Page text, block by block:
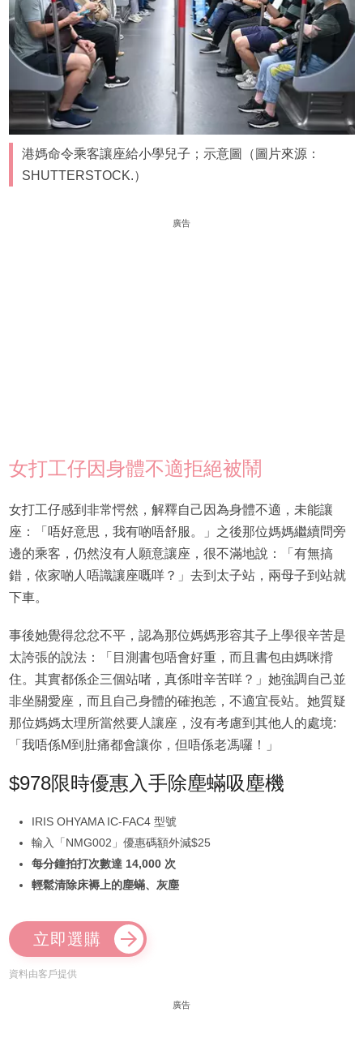
港媽命令乘客讓座給小學兒子；示意圖（圖片來源：
SHUTTERSTOCK.）
廣告
女打工仔因身體不適拒絕被鬧
女打工仔感到非常愕然，解釋自己因為身體不適，未能讓
座：「唔好意思，我有啲唔舒服。」之後那位媽媽繼續問旁
邊的乘客，仍然沒有人願意讓座，很不滿地說：「有無搞
錯，依家啲人唔識讓座嘅咩？」去到太子站，兩母子到站就
下車。
事後她覺得忿忿不平，認為那位媽媽形容其子上學很辛苦是
太誇張的說法：「目測書包唔會好重，而且書包由媽咪揹
住。其實都係企三個站啫，真係咁辛苦咩？」她強調自己並
非坐關愛座，而且自己身體的確抱恙，不適宜長站。她質疑
那位媽媽太理所當然要人讓座，沒有考慮到其他人的處境:
「我唔係M到肚痛都會讓你，但唔係老馮囉！」
$978限時優惠入手除塵蟎吸塵機
IRIS OHYAMA IC-FAC4 型號
輸入「NMG002」優惠碼額外減$25
每分鐘拍打次數達 14,000 次
輕鬆清除床褥上的塵蟎、灰塵
立即選購
資料由客戶提供
廣告